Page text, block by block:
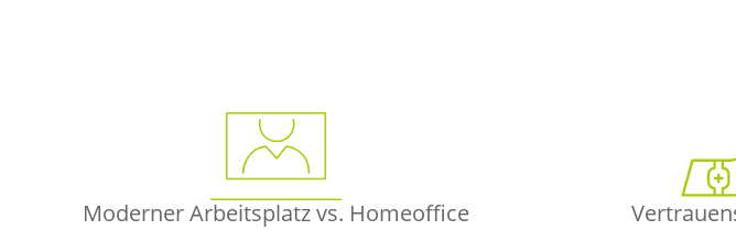
Moderner Arbeitsplatz vs. Homeoffice